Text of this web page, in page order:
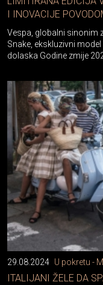
I INOVACIJE
Vespa, globalni sinonim
Snake, ekskluzivni
dolaska Godine zmije
29.08.2024 U pokretu -
ITALIJANI ŽELE DA